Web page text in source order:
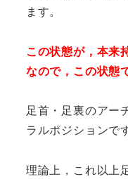
ます。
この状態が，本来
なので，この状態
足首・足裏のアー
ラルポジションで
理論上，これ以上